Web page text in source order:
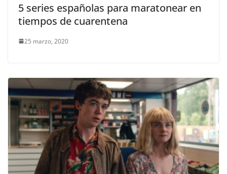
5 series españolas para maratonear en
tiempos de cuarentena
25 marzo, 2020